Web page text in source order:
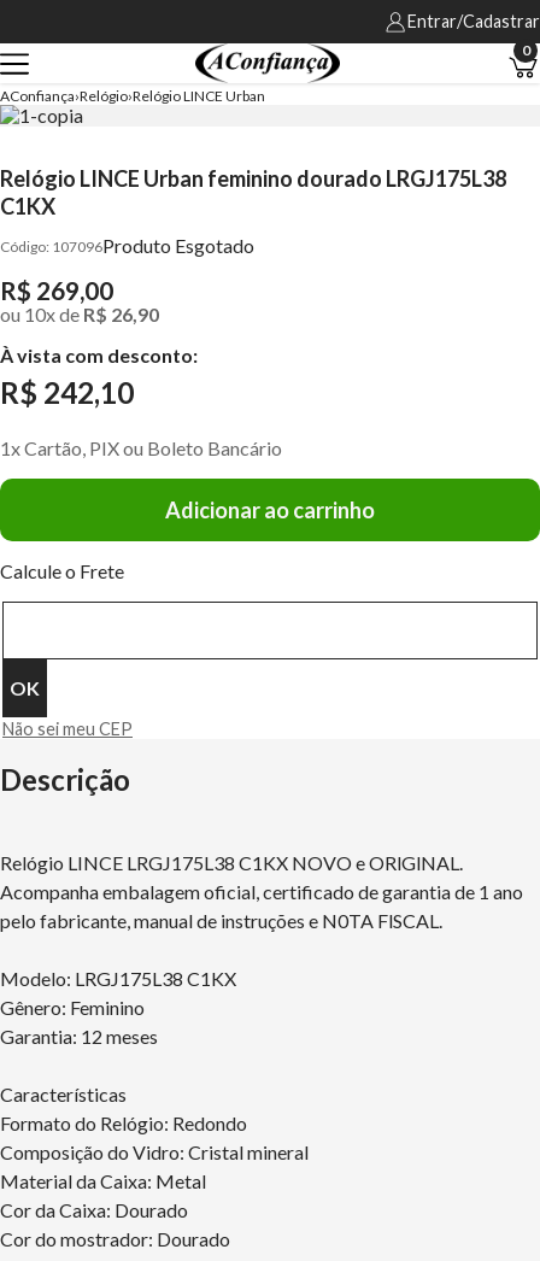
Entrar/Cadastrar
0
AConfiança Relógio Relógio LINCE Urban
Relógio LINCE Urban feminino dourado LRGJ175L38
C1KX
107096Produto Esgotado
R$ 269,00
ou 10xde R$ 26,90
À vista com desconto:
R$ 242,10
1x Cartão, PIX ou Boleto Bancário
Adicionar ao carrinho
Calcule o Frete
Não sei meu CEP
Descrição
Relógio LINCE LRGJ175L38 C1KX NOVO e ORlGlNAL.
Acompanha embalagem oficial, certificado de garantia de 1 ano
pelo fabricante, manual de instruções e N0TA FlSCAL.
Modelo: LRGJ175L38 C1KX
Gênero: Feminino
Garantia: 12 meses
Características
Formato do Relógio: Redondo
Composição do Vidro: Cristal mineral
Material da Caixa: Metal
Cor da Caixa: Dourado
Cor do mostrador: Dourado